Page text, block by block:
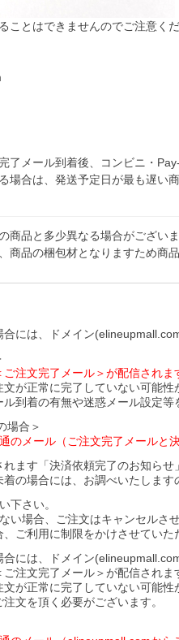
とはできませんのでご注意くだ
了メール到着後、コンビニ・
合は、発送予定日が最も遅い
品と多少異なる場合がございま
商品の梱包材となりますため商
には、ドメイン
注文完了メール＞が配信されま
が正常に完了していない可能性
到着の有無や迷惑メール設定等
場合＞
のメール（ご注文完了メールと
ます「決済依頼完了のお知ら
の場合には、お調べいたします
下さい。
い場合、ご注文はキャンセルさ
ご利用に制限をかけさせていた
には、ドメイン
注文完了メール＞が配信されま
が正常に完了していない可能
文を頂く必要がございます。